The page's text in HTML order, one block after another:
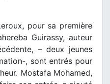
pour sa première
Guirassy, auteur
– deux jeunes
, sont entrés pour
Mostafa Mohamed,